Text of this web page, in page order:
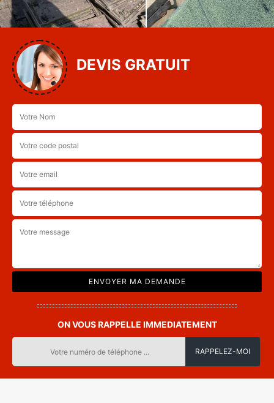
DEVIS GRATUIT
ON VOUS RAPPELLE IMMEDIATEMENT